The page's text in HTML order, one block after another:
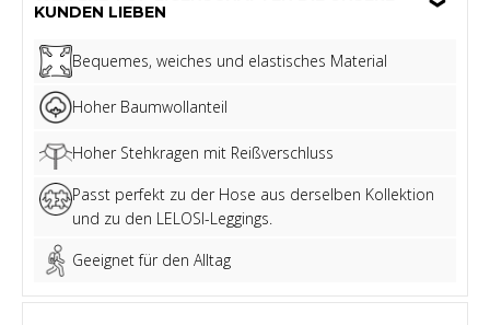
KUNDEN LIEBEN
Bequemes, weiches und elastisches Material
Hoher Baumwollanteil
Hoher Stehkragen mit Reißverschluss
Passt perfekt zu der Hose aus derselben Kollektion
und zu den LELOSI-Leggings.
Geeignet für den Alltag